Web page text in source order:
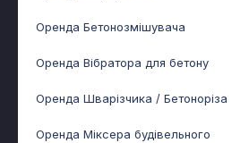
Оренда Бетонозмішувача
Оренда Вібратора для бетону
Оренда Шварізчика / Бетоноріза
Оренда Міксера будівельного